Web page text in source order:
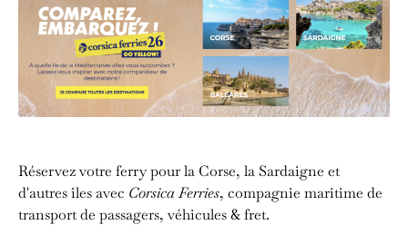
Réservez votre ferry pour la Corse, la Sardaigne et
d'autres îles avec Corsica Ferries, compagnie maritime de
transport de passagers, véhicules & fret.